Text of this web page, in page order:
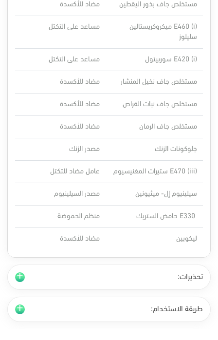
مستخلص جاف بذور اليقطين مضاد للأكسدة
(i) E460 ميكروكريستالين
سليلوز
مساعد على التكتل
(i) E420 سوربيتول مساعد على التكتل
مستخلص جاف نخيل المنشار مضاد للأكسدة
مستخلص جاف نبات القراص مضاد للأكسدة
مستخلص جاف الرمان مضاد للأكسدة
جلوكونات الزنك مصدر الزنك
(iii) E470 ستيرات المغنيسيوم عامل مضاد للتكتل
سيلينيوم إل- ميثيونين مصدر السيلينيوم
منظم الحموضة
ليكوبين مضاد للأكسدة
تحذيرات:
طريقة الاستخدام: